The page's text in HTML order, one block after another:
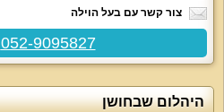
צור קשר עם בעל הוילה
052-9095827 - יסמין
היהלום שבחושן